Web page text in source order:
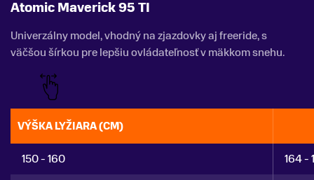
Atomic Maverick 95 TI
Univerzálny model, vhodný na zjazdovky aj freeride, s
väčšou šírkou pre lepšiu ovládateľnosť v mäkkom snehu.
VÝŠKA LYŽIARA (CM)
150 - 160
164 -